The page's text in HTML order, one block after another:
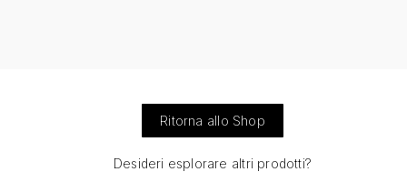
Ritorna allo Shop
Desideri esplorare altri prodotti?